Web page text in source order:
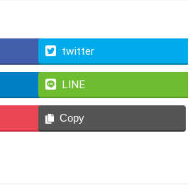
twitter
LINE
Copy